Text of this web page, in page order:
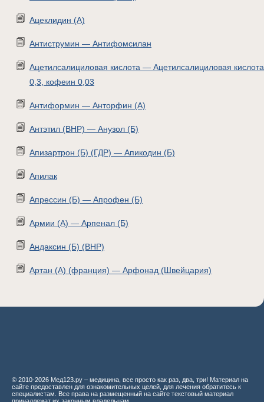
Ацеклидин (А)
Антиструмин — Антифомсилан
Ацетилсалициловая кислота — Ацетилсалициловая кислота
0,3, кофеин 0,03
Антиформин — Анторфин (А)
Антэтил (ВНР) — Анузол (Б)
Апизартрон (Б) (ГДР) — Апикодин (Б)
Апилак
Апрессин (Б) — Апрофен (Б)
Армии (А) — Арпенал (Б)
Андаксин (Б) (ВНР)
Артан (А) (франция) — Арфонад (Швейцария)
© 2010-2026 Мед123.ру – медицина, все просто как раз, два, три! Материал на
сайте предоставлен для ознакомительных целей, для лечения обратитесь к
специалистам. Все права на размещенный на сайте текстовый материал